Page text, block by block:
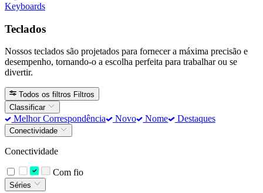
Keyboards
Teclados
Nossos teclados são projetados para fornecer a máxima precisão e
desempenho, tornando-o a escolha perfeita para trabalhar ou se
divertir.
Todos os filtros Filtros
Classificar
Melhor Correspondência Novo Nome Destaques
Conectividade
Conectividade
Com fio
Séries